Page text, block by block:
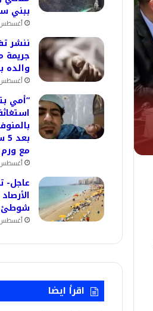
ببني
أغسطس 7,
ننشر
جريمة
والده
أغسطس 7,
“أمي
مع
أغسطس 7,
عاجل-
شوطئ 8 مدن
أغسطس 6,
اقرأ ايضا